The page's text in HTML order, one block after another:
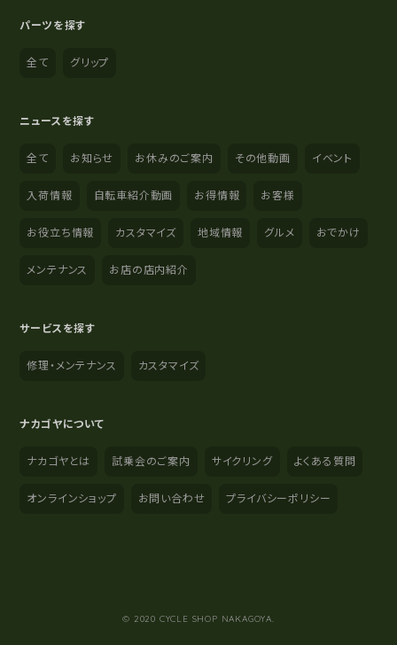
パーツを探す
全て グリップ
ニュースを探す
全て お知らせ お休みのご案内 その他動画 イベント
入荷情報 自転車紹介動画 お得情報 お客様
お役立ち情報 カスタマイズ 地域情報 グルメ おでかけ
メンテナンス お店の店内紹介
サービスを探す
修理・メンテナンス カスタマイズ
ナカゴヤについて
ナカゴヤとは 試乗会のご案内 サイクリング よくある質問
オンラインショップ お問い合わせ プライバシーポリシー
© 2020 CYCLE SHOP NAKAGOYA.